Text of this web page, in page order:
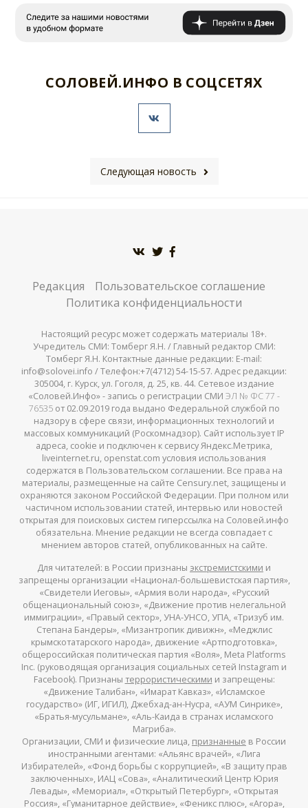
СОЛОВЕЙ.ИНФО В СОЦСЕТЯХ
Следующая новость
Редакция
Пользовательское соглашение
Политика конфиденциальности
Настоящий ресурс может содержать материалы 18+.
Учредитель СМИ: Томберг Я.Н. / Главный редактор СМИ:
Томберг Я.Н. Контактные данные редакции: E-mail:
info@solovei.info / Телефон:+7(4712) 54-15-57. Адрес редакции:
305004, г. Курск, ул. Гоголя, д. 25, кв. 44. Сетевое издание
«Соловей.Инфо» - запись о регистрации СМИ ЭЛ № ФС 77 -
76535от 02.09.2019 года выдано Федеральной службой по
надзору в сфере связи, информационных технологий и
массовых коммуникаций (Роскомнадзор). Сайт использует IP
адреса, cookie и подключен к сервису Яндекс.Метрика,
liveinternet.ru, openstat.com условия использования
содержатся в Пользовательском соглашении. Все права на
материалы, размещенные на сайте Censury.net, защищены и
охраняются законом Российской Федерации. При полном или
частичном использовании статей, интервью или новостей
открытая для поисковых систем гиперссылка на Соловей.инфо
обязательна. Мнение редакции не всегда совпадает с
мнением авторов статей, опубликованных на сайте.
Для читателей: в России признаны экстремистскими и
запрещены организации «Национал-большевистская партия»,
«Свидетели Иеговы», «Армия воли народа», «Русский
общенациональный союз», «Движение против нелегальной
иммиграции», «Правый сектор», УНА-УНСО, УПА, «Тризуб им.
Степана Бандеры», «Мизантропик дивижн», «Меджлис
крымскотатарского народа», движение «Артподготовка»,
общероссийская политическая партия «Воля», Meta Platforms
Inc. (руководящая организация социальных сетей Instagram и
Facebook). Признаны террористическими и запрещены:
«Движение Талибан», «Имарат Кавказ», «Исламское
государство» (ИГ, ИГИЛ), Джебхад-ан-Нусра, «АУМ Синрике»,
«Братья-мусульмане», «Аль-Каида в странах исламского
Магриба».
Организации, СМИ и физические лица, признанные в России
иностранными агентами: «Альянс врачей», «Лига
Избирателей», «Фонд борьбы с коррупцией», «В защиту прав
заключенных», ИАЦ «Сова», «Аналитический Центр Юрия
Левады», «Мемориал», «Открытый Петербург», «Открытая
Россия», «Гуманитарное действие», «Феникс плюс», «Агора»,